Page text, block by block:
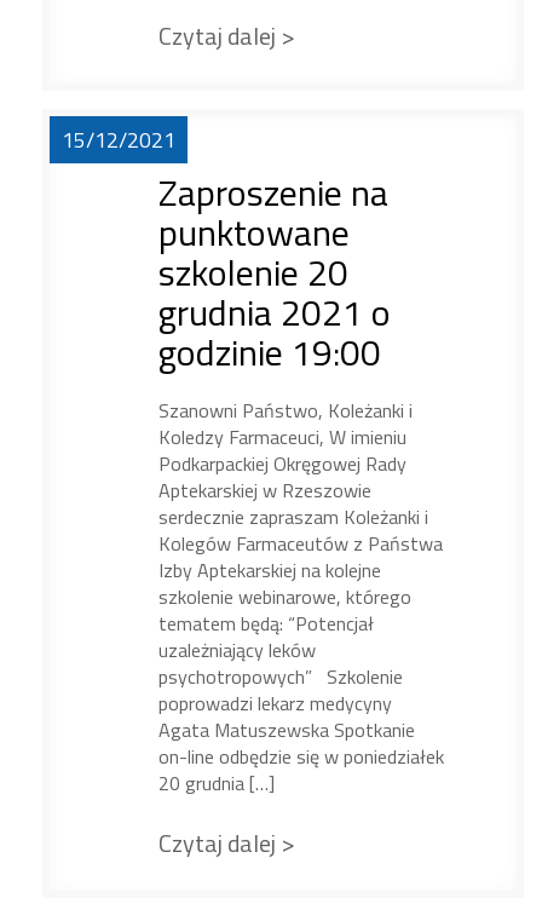
Czytaj dalej >
15/12/2021
Zaproszenie na
punktowane
szkolenie 20
grudnia 2021 o
godzinie 19:00
Szanowni Państwo, Koleżanki i
Koledzy Farmaceuci, W imieniu
Podkarpackiej Okręgowej Rady
Aptekarskiej w Rzeszowie
serdecznie zapraszam Koleżanki i
Kolegów Farmaceutów z Państwa
Izby Aptekarskiej na kolejne
szkolenie webinarowe, którego
tematem będą: “Potencjał
uzależniający leków
psychotropowych” Szkolenie
poprowadzi lekarz medycyny
Agata Matuszewska Spotkanie
on-line odbędzie się w poniedziałek
20 grudnia […]
Czytaj dalej >